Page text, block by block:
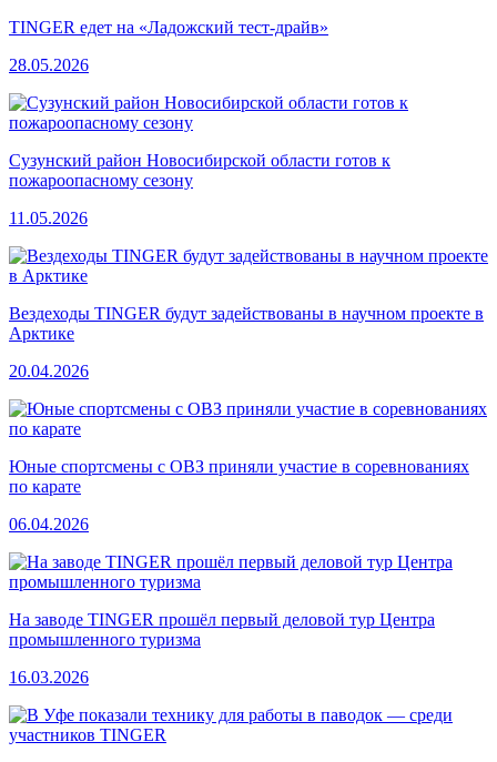
TINGER едет на «Ладожский тест-драйв»
28.05.2026
Сузунский район Новосибирской области готов к
пожароопасному сезону
11.05.2026
Вездеходы TINGER будут задействованы в научном проекте в
Арктике
20.04.2026
Юные спортсмены с ОВЗ приняли участие в соревнованиях
по карате
06.04.2026
На заводе TINGER прошёл первый деловой тур Центра
промышленного туризма
16.03.2026